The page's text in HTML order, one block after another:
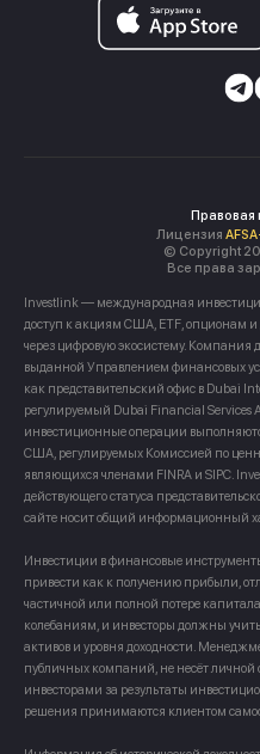
Лицензия
© Copyright
Все права
Investlink — международная
доступ к акциям США, ETF, опционам
через цифровую экосистему. Компания
выданной Управлением финансовых
как представительский офис в Dubai
регулируемый Dubai Financial Services
инвестиционные операции
США, регулируемых Комиссией по
являющихся членами FINRA и SIPC.
действующего статуса
сайте носит общий информационный
Инвестиции в финансовые
привести как к получению прибыли,
частичной или полной потере
колебаниям, и инвесторы должны
активов и уровня доходности.
публичных компаний, не несёт личной
инвесторами за результаты
решения принимаются клиентом